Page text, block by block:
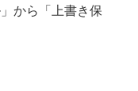
から「上書き保